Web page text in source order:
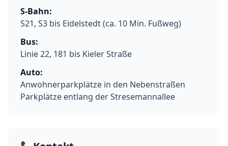
S-Bahn:
S21, S3 bis Eidelstedt (ca. 10 Min. Fußweg)
Bus:
Linie 22, 181 bis Kieler Straße
Auto:
Anwohnerparkplätze in den Nebenstraßen
Parkplätze entlang der Stresemannallee